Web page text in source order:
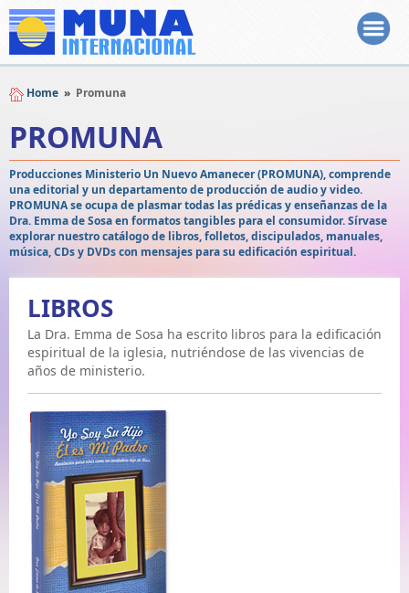
Home » Promuna
PROMUNA
Producciones Ministerio Un Nuevo Amanecer (PROMUNA), comprende
una editorial y un departamento de producción de audio y video.
PROMUNA se ocupa de plasmar todas las prédicas y enseñanzas de la
Dra. Emma de Sosa en formatos tangibles para el consumidor. Sírvase
explorar nuestro catálogo de libros, folletos, discipulados, manuales,
música, CDs y DVDs con mensajes para su edificación espiritual.
LIBROS
La Dra. Emma de Sosa ha escrito libros para la edificación
espiritual de la iglesia, nutriéndose de las vivencias de
años de ministerio.